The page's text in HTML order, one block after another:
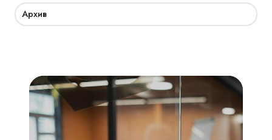
Архив
Академия
СКУД:
мобильный
доступ,